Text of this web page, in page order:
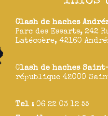
Clash de haches
Parc des Essarts, 242
Latécoère, 42160
Clash de haches
république 42000
Tel : 06 22 03 12 55